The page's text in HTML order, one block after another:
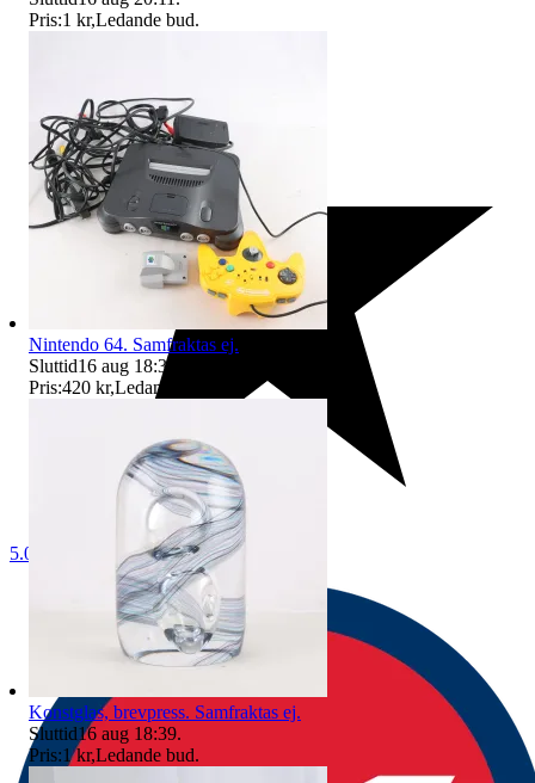
5.0
Pris:1 kr,Ledande bud.
Nintendo 64. Samfraktas ej.
Sluttid16 aug 18:33
Pris:420 kr,Ledande bud
Konstglas, brevpress. Samfraktas ej.
Sluttid16 aug 18:39.
Pris:1 kr,Ledande bud.